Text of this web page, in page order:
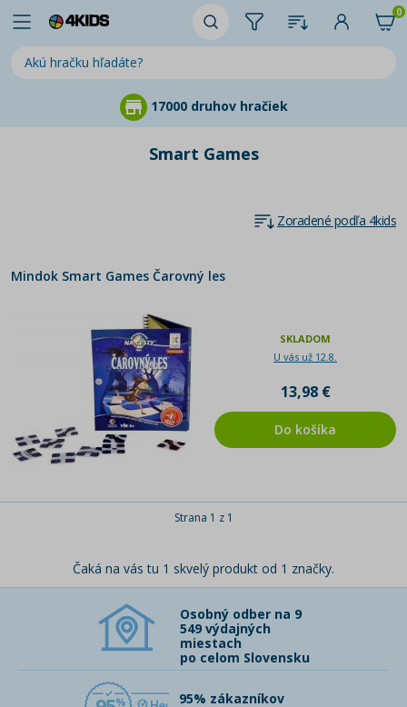
0
17000 druhov hračiek
Smart Games
Zoradené podľa 4kids
Mindok Smart Games Čarovný les
SKLADOM
U vás už 12.8.
13,98 €
Do košíka
Strana 1 z 1
Čaká na vás tu 1 skvelý produkt od 1 značky.
Osobný odber na 9
549 výdajných
miestach
po celom Slovensku
95% zákazníkov